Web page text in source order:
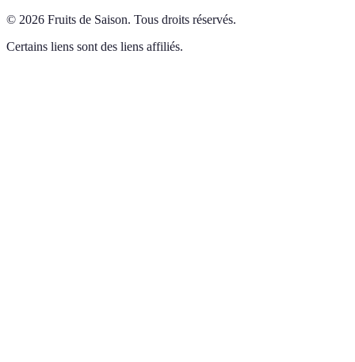
© 2026 Fruits de Saison. Tous droits réservés.
Certains liens sont des liens affiliés.